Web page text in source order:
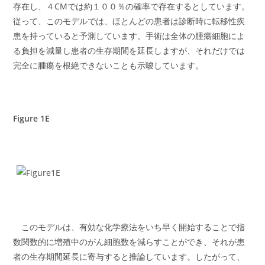
存在し、４CMでは約１００％の確率で存在するとしています。
従って、このモデルでは、ほとんどの患者は診断時に転移性疾
患を持っていると予測しています。手術は全体の腫瘍細胞によ
る負担を減量し患者の生存期間を延長しますが、それだけでは
完全に腫瘍を根絶できないことも示唆しています。
Figure 1E
このモデルは、有効な化学療法をいち早く開始することで指
数関数的に増殖中のがん細胞数を減らすことができ、それが患
者の生存期間延長に寄与すると推論しています。したがって、